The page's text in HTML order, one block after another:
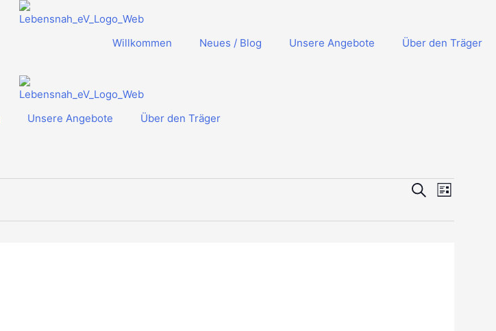
Willkommen Neues / Blog Unsere Angebote Über den Träger
Unsere Angebote Über den Träger
Veranstaltungen
und
Suche
Navigation
Liste